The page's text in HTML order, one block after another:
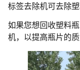
标签去除机可去除
如果您想回收塑料
机，以提高瓶片的质